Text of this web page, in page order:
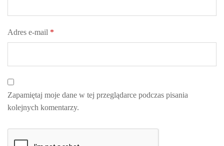
Adres e-mail *
Zapamiętaj moje dane w tej przeglądarce podczas pisania
kolejnych komentarzy.